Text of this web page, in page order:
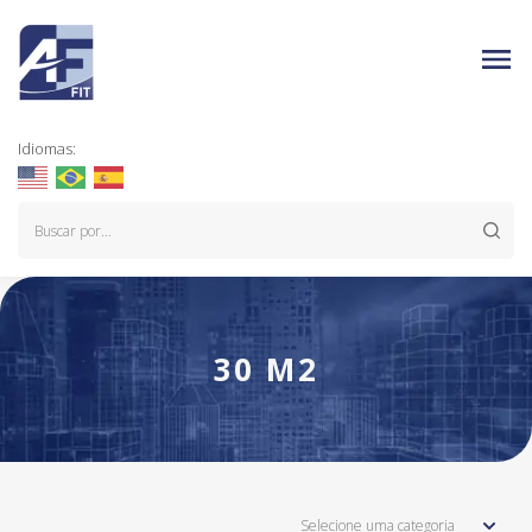
Idiomas:
30 M2
Selecione uma categoria